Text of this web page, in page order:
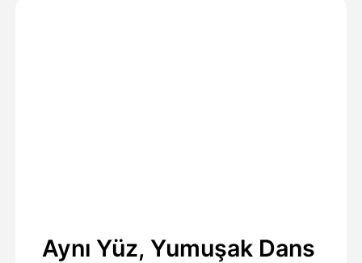
Aynı Yüz, Yumuşak Dans